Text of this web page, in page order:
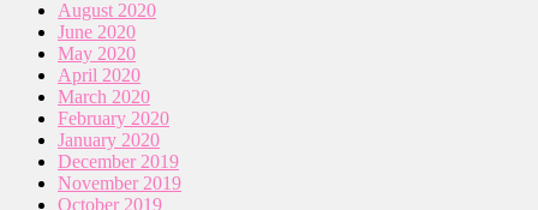
August 2020
June 2020
May 2020
April 2020
March 2020
February 2020
January 2020
December 2019
November 2019
October 2019